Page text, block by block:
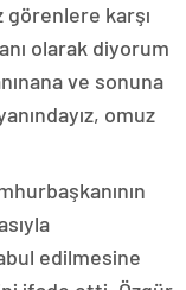
karşı
olarak diyorum
ve sonuna
omuz
edilmesine